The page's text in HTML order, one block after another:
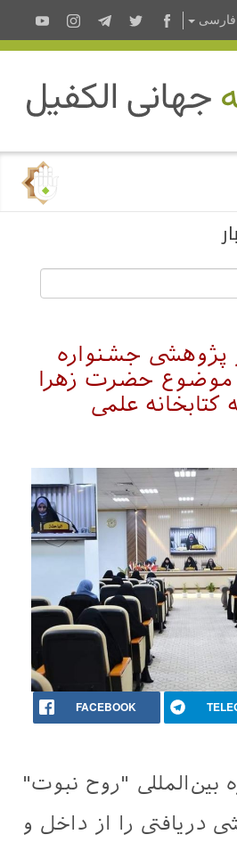
فارسى
۱۴۹ اثر پژوهشی جشنواره
موضوع حضرت زهرا
کتابخانه علمی
FACEBOOK
بین‌المللی "روح نبوت"
دریافتی را از داخل و